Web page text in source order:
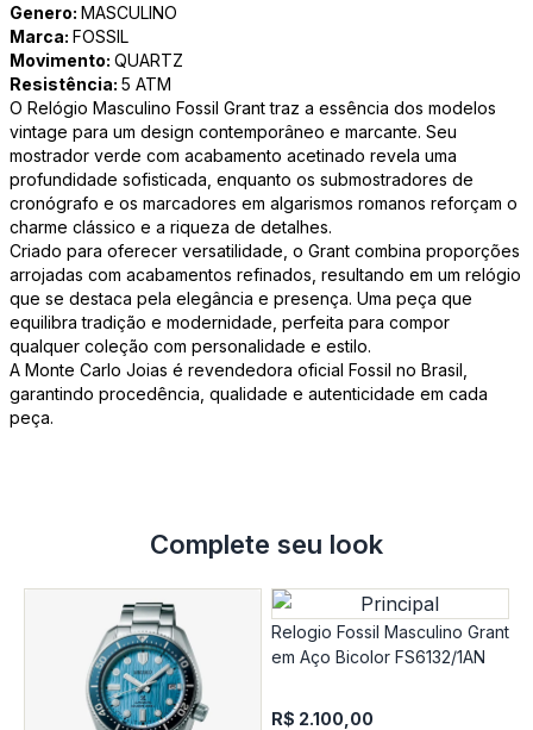
Genero: MASCULINO
Marca: FOSSIL
Movimento: QUARTZ
Resistência: 5 ATM
O Relógio Masculino Fossil Grant traz a essência dos modelos
vintage para um design contemporâneo e marcante. Seu
mostrador verde com acabamento acetinado revela uma
profundidade sofisticada, enquanto os submostradores de
cronógrafo e os marcadores em algarismos romanos reforçam o
charme clássico e a riqueza de detalhes.
Criado para oferecer versatilidade, o Grant combina proporções
arrojadas com acabamentos refinados, resultando em um relógio
que se destaca pela elegância e presença. Uma peça que
equilibra tradição e modernidade, perfeita para compor
qualquer coleção com personalidade e estilo.
A Monte Carlo Joias é revendedora oficial Fossil no Brasil,
garantindo procedência, qualidade e autenticidade em cada
peça.
Complete seu look
Relogio Fossil Masculino Grant
em Aço Bicolor FS6132/1AN
R$ 2.100,00